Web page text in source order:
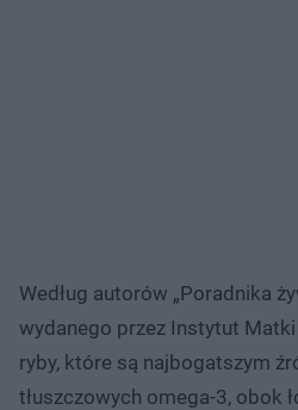
Według autorów „Poradnika
wydanego przez Instytut
ryby, które są najbogatszym
tłuszczowych omega-3, obok